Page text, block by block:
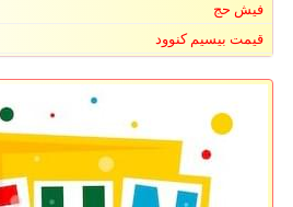
فیش حج
قیمت بیسیم کنوود